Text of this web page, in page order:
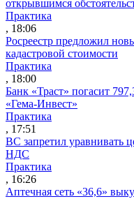
открывшимся
Практика
, 18:06
Росреестр предложил
кадастровой стоимости
Практика
, 18:00
Банк «Траст» погасит
«Гема-Инвест»
Практика
, 17:51
ВС запретил уравнивать
НДС
Практика
, 16:26
Аптечная сеть «36,6»